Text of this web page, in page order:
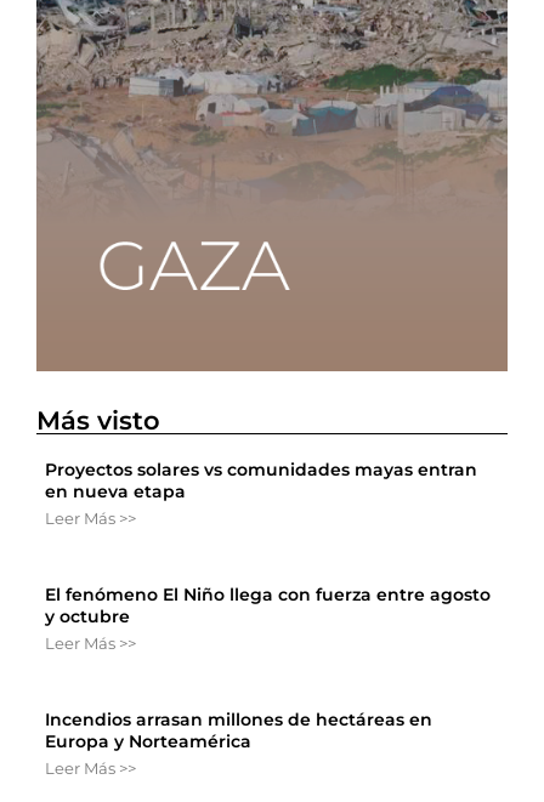
Más visto
Proyectos solares vs comunidades mayas entran
en nueva etapa
Leer Más >>
El fenómeno El Niño llega con fuerza entre agosto
y octubre
Leer Más >>
Incendios arrasan millones de hectáreas en
Europa y Norteamérica
Leer Más >>